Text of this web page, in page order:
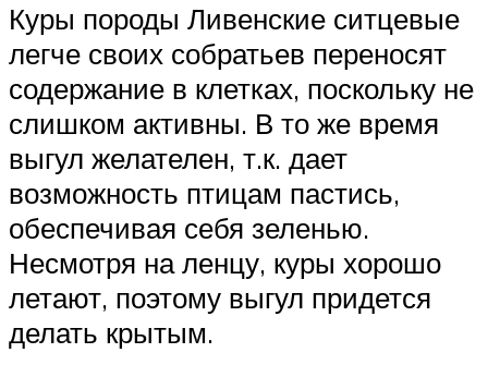
Куры породы Ливенские ситцевые
легче своих собратьев переносят
содержание в клетках, поскольку не
слишком активны. В то же время
выгул желателен, т.к. дает
возможность птицам пастись,
обеспечивая себя зеленью.
Несмотря на ленцу, куры хорошо
летают, поэтому выгул придется
делать крытым.